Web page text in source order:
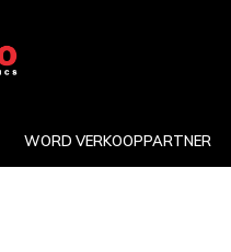
WORD VERKOOPPARTNER